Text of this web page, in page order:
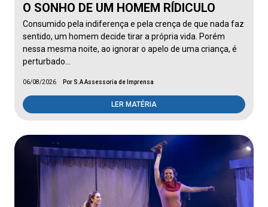
O SONHO DE UM HOMEM RÍDICULO
Consumido pela indiferença e pela crença de que nada faz
sentido, um homem decide tirar a própria vida. Porém
nessa mesma noite, ao ignorar o apelo de uma criança, é
perturbado…
06/08/2026 Por S.A Assessoria de Imprensa
LER MATÉRIA